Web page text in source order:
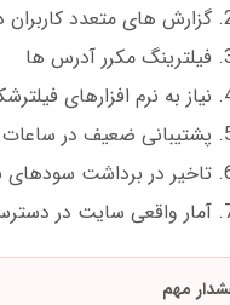
گزارش های متعدد کاربران
فیلترینگ مکرر آدرس ها
نیاز به نرم افزارهای
پشتیبانی ضعیف در
تاخیر در برداشت سودهای
آمار واقعی سایت در
مهم